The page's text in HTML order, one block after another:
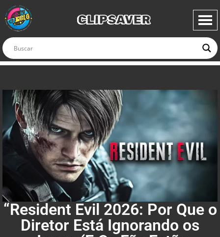
CLIPSAVER
“Resident Evil 2026: Por Que o
Diretor Está Ignorando os